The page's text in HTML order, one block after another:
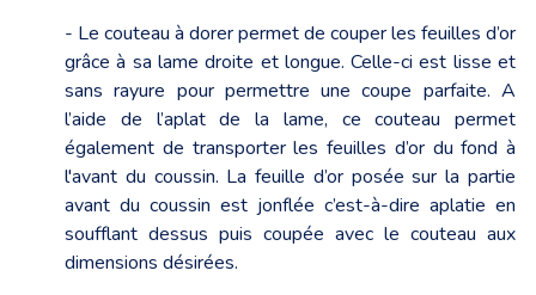
- Le couteau à dorer permet de couper les feuilles d’or
grâce à sa lame droite et longue. Celle-ci est lisse et
sans rayure pour permettre une coupe parfaite. A
l’aide de l’aplat de la lame, ce couteau permet
également de transporter les feuilles d’or du fond à
l'avant du coussin. La feuille d’or posée sur la partie
avant du coussin est jonflée c’est-à-dire aplatie en
soufflant dessus puis coupée avec le couteau aux
dimensions désirées.